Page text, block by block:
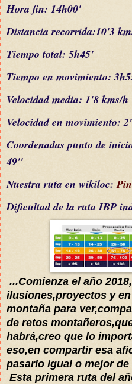
Hora fin: 14h00'
Distancia recorrida:10'3 km
Tiempo total: 5h45'
Tiempo en movimiento:
Velocidad media: 1'8 kms/h
Velocidad en movimiento:
Coordenadas punto de
49''
Nuestra ruta en wikiloc:
Dificultadde la ruta IBP
...Comienza el año
ilusiones,proyectos y
montaña para ver
de retos
habrá,creo que lo
eso,en compartir esa
pasarlo igual o mejor de
Esta primera ruta del a